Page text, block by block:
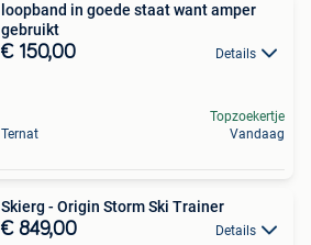
loopband in goede staat want amper
gebruikt
€ 150,00 Details
Ternat
Topzoekertje
Vandaag
Skierg - Origin Storm Ski Trainer
€ 849,00 Details